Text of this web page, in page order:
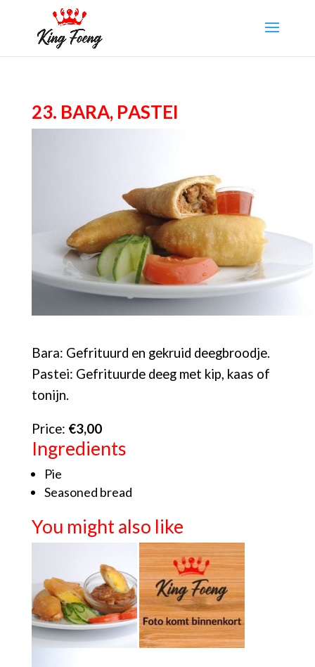
23. Bara, Pastei
Bara: Gefrituurd en gekruid deegbroodje.
Pastei: Gefrituurde deeg met kip, kaas of
tonijn.
Price: €3,00
Ingredients
Pie
Seasoned bread
You might also like